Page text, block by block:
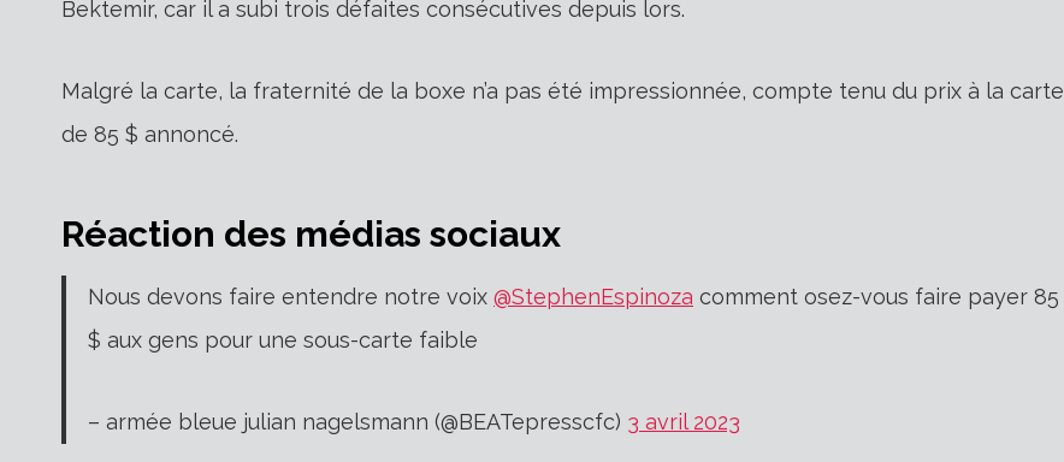
Bektemir, car il a subi trois défaites consécutives depuis lors.
Malgré la carte, la fraternité de la boxe n’a pas été impressionnée, compte tenu du prix à la carte
de 85 $ annoncé.
Réaction des médias sociaux
Nous devons faire entendre notre voix @StephenEspinoza comment osez-vous faire payer 85
$ aux gens pour une sous-carte faible
– armée bleue julian nagelsmann (@BEATepresscfc) 3 avril 2023